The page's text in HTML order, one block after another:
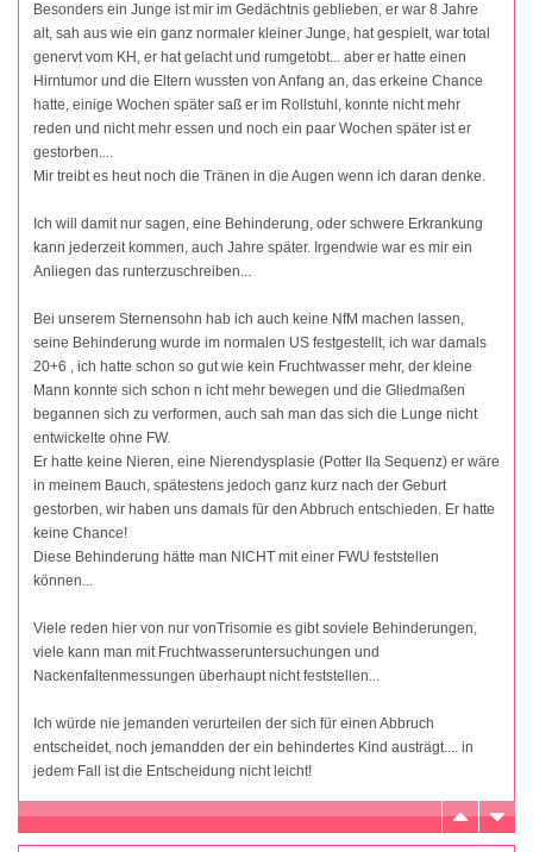
Besonders ein Junge ist mir im Gedächtnis geblieben, er war 8 Jahre
alt, sah aus wie ein ganz normaler kleiner Junge, hat gespielt, war total
genervt vom KH, er hat gelacht und rumgetobt... aber er hatte einen
Hirntumor und die Eltern wussten von Anfang an, das erkeine Chance
hatte, einige Wochen später saß er im Rollstuhl, konnte nicht mehr
reden und nicht mehr essen und noch ein paar Wochen später ist er
gestorben....
Mir treibt es heut noch die Tränen in die Augen wenn ich daran denke.
Ich will damit nur sagen, eine Behinderung, oder schwere Erkrankung
kann jederzeit kommen, auch Jahre später. Irgendwie war es mir ein
Anliegen das runterzuschreiben...
Bei unserem Sternensohn hab ich auch keine NfM machen lassen,
seine Behinderung wurde im normalen US festgestellt, ich war damals
20+6 , ich hatte schon so gut wie kein Fruchtwasser mehr, der kleine
Mann konnte sich schon n icht mehr bewegen und die Gliedmaßen
begannen sich zu verformen, auch sah man das sich die Lunge nicht
entwickelte ohne FW.
Er hatte keine Nieren, eine Nierendysplasie (Potter IIa Sequenz) er wäre
in meinem Bauch, spätestens jedoch ganz kurz nach der Geburt
gestorben, wir haben uns damals für den Abbruch entschieden. Er hatte
keine Chance!
Diese Behinderung hätte man NICHT mit einer FWU feststellen
können...
Viele reden hier von nur vonTrisomie es gibt soviele Behinderungen,
viele kann man mit Fruchtwasseruntersuchungen und
Nackenfaltenmessungen überhaupt nicht feststellen...
Ich würde nie jemanden verurteilen der sich für einen Abbruch
entscheidet, noch jemandden der ein behindertes Kind austrägt.... in
jedem Fall ist die Entscheidung nicht leicht!